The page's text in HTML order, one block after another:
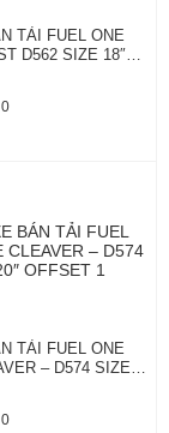
TẢI FUEL ONE
D562 SIZE 18″
0
TẢI FUEL ONE
– D574 SIZE
0